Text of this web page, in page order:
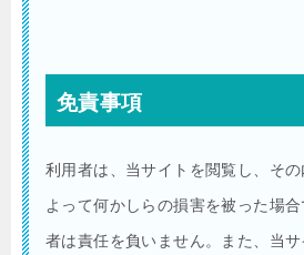
免責事項
利用者は、当サイトを閲覧し、そ
よって何かしらの損害を被った場
者は責任を負いません。また、当